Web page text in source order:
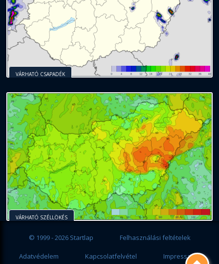
VÁRHATÓ CSAPADÉK
VÁRHATÓ SZÉLLÖKÉS
© 1999 - 2026 Startlap Felhasználási feltételek
Adatvédelem Kapcsolatfelvétel Impresszum